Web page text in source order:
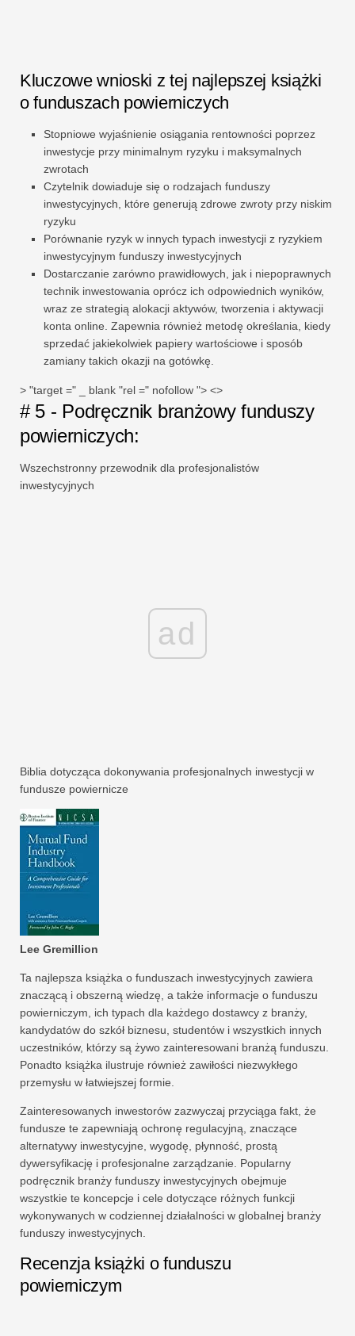
Kluczowe wnioski z tej najlepszej książki
o funduszach powierniczych
Stopniowe wyjaśnienie osiągania rentowności poprzez
inwestycje przy minimalnym ryzyku i maksymalnych
zwrotach
Czytelnik dowiaduje się o rodzajach funduszy
inwestycyjnych, które generują zdrowe zwroty przy niskim
ryzyku
Porównanie ryzyk w innych typach inwestycji z ryzykiem
inwestycyjnym funduszy inwestycyjnych
Dostarczanie zarówno prawidłowych, jak i niepoprawnych
technik inwestowania oprócz ich odpowiednich wyników,
wraz ze strategią alokacji aktywów, tworzenia i aktywacji
konta online. Zapewnia również metodę określania, kiedy
sprzedać jakiekolwiek papiery wartościowe i sposób
zamiany takich okazji na gotówkę.
> "target =" _ blank "rel =" nofollow "> <>
# 5 - Podręcznik branżowy funduszy
powierniczych:
Wszechstronny przewodnik dla profesjonalistów
inwestycyjnych
ad
Biblia dotycząca dokonywania profesjonalnych inwestycji w
fundusze powiernicze
Lee Gremillion
Ta najlepsza książka o funduszach inwestycyjnych zawiera
znaczącą i obszerną wiedzę, a także informacje o funduszu
powierniczym, ich typach dla każdego dostawcy z branży,
kandydatów do szkół biznesu, studentów i wszystkich innych
uczestników, którzy są żywo zainteresowani branżą funduszu.
Ponadto książka ilustruje również zawiłości niezwykłego
przemysłu w łatwiejszej formie.
Zainteresowanych inwestorów zazwyczaj przyciąga fakt, że
fundusze te zapewniają ochronę regulacyjną, znaczące
alternatywy inwestycyjne, wygodę, płynność, prostą
dywersyfikację i profesjonalne zarządzanie. Popularny
podręcznik branży funduszy inwestycyjnych obejmuje
wszystkie te koncepcje i cele dotyczące różnych funkcji
wykonywanych w codziennej działalności w globalnej branży
funduszy inwestycyjnych.
Recenzja książki o funduszu
powierniczym